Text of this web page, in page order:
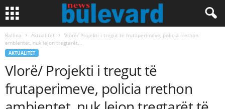
Ballina Aktualitet
Vlorë/ Projekti i tregut të frutaperimeve, policia rrethon
ambientet, nuk lejon tregtarët...
AKTUALITET
Vlorë/ Projekti i tregut të
frutaperimeve, policia rrethon